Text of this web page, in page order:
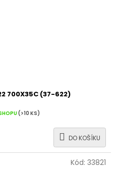
700X35C (37-622)
(>10 KS)
DO KOŠÍKU
Kód: 33821